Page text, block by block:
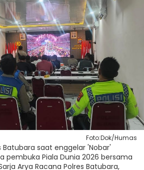
Foto:Dok/Humas
Batubara saat enggelar 'Nobar'
pembuka Piala Dunia 2026 bersama
Arya Racana Polres Batubara,